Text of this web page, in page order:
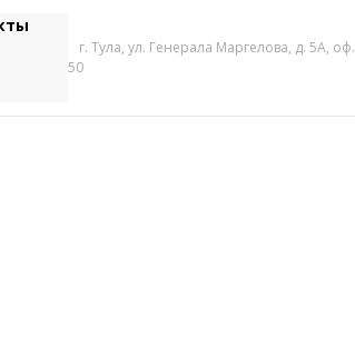
г. Тула, ул. Генерала Маргелова, д. 5А, оф.
50